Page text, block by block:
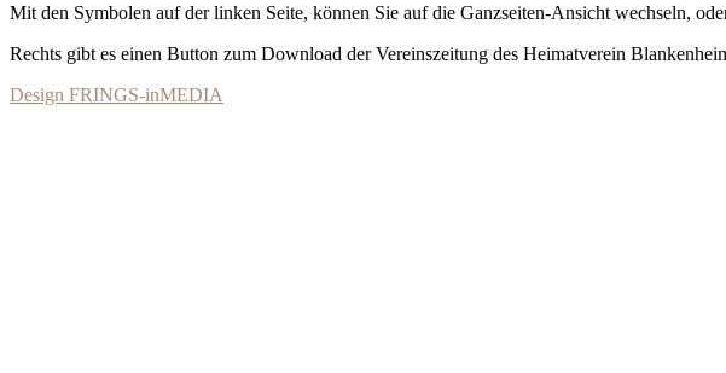
Mit den Symbolen auf der linken Seite, können Sie auf die Ganzseiten-Ansicht wechseln,
Rechts gibt es einen Button zum Download der Vereinszeitung des Heimatverein
Design FRINGS-inMEDIA